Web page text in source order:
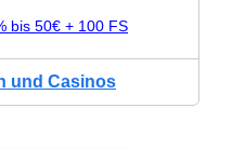
bis 50€ + 100 FS
und Casinos